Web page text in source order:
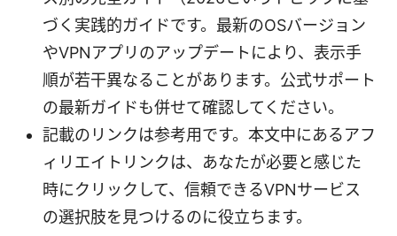
づく実践的ガイドです。最新のOSバージョン
やVPNアプリのアップデートにより、表示手
順が若干異なることがあります。公式サポート
の最新ガイドも併せて確認してください。
記載のリンクは参考用です。本文中にあるアフ
ィリエイトリンクは、あなたが必要と感じた
時にクリックして、信頼できるVPNサービス
の選択肢を見つけるのに役立ちます。